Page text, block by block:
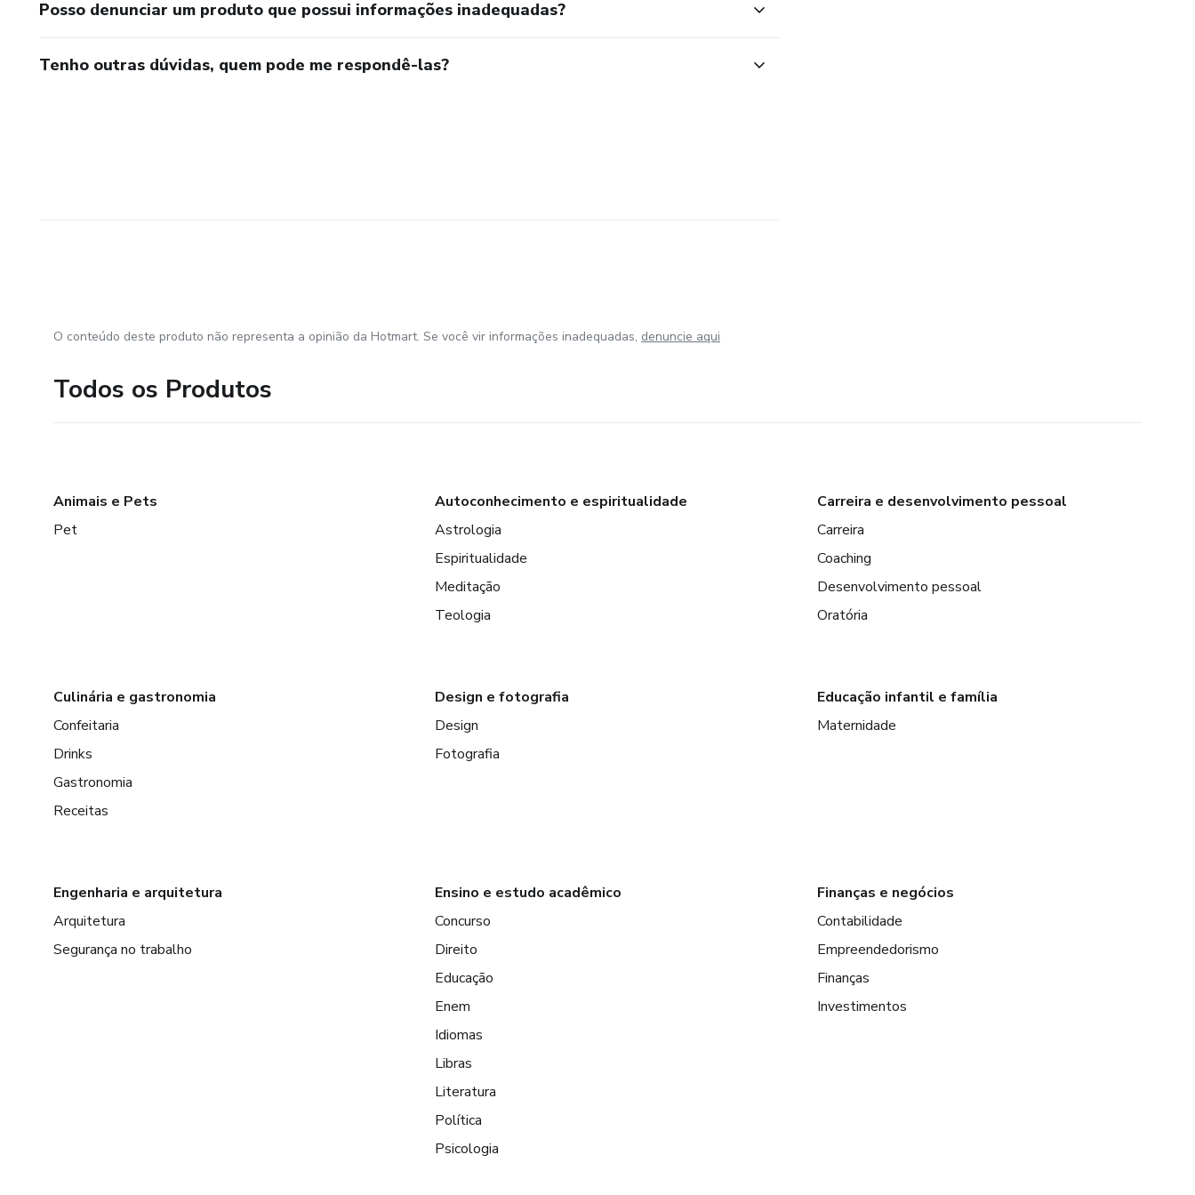
Posso denunciar um produto que possui informações inadequadas?
Tenho outras dúvidas, quem pode me respondê-las?
O conteúdo deste produto não representa a opinião da Hotmart. Se você vir informações inadequadas, denuncie aqui
Todos os Produtos
Animais e Pets
Pet
Autoconhecimento e espiritualidade
Astrologia
Espiritualidade
Meditação
Teologia
Carreira e desenvolvimento pessoal
Carreira
Coaching
Desenvolvimento pessoal
Oratória
Culinária e gastronomia
Confeitaria
Drinks
Gastronomia
Receitas
Design e fotografia
Design
Fotografia
Educação infantil e família
Maternidade
Engenharia e arquitetura
Arquitetura
Segurança no trabalho
Ensino e estudo acadêmico
Concurso
Direito
Educação
Enem
Idiomas
Libras
Literatura
Política
Psicologia
Finanças e negócios
Contabilidade
Empreendedorismo
Finanças
Investimentos